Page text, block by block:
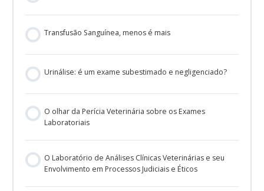
Transfusão Sanguínea, menos é mais
Urinálise: é um exame subestimado e negligenciado?
O olhar da Perícia Veterinária sobre os Exames
Laboratoriais
O Laboratório de Análises Clínicas Veterinárias e seu
Envolvimento em Processos Judiciais e Éticos